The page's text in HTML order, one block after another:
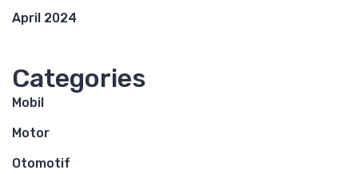
April 2024
Categories
Mobil
Motor
Otomotif